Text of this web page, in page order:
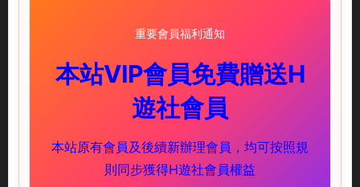
illusion中國-I社中國官方網站
服務支持
新手必讀
下載教程
重要會員福利通知
本站VIP會員免費贈送H
遊社會員
本站原有會員及後續新辦理會員，均可按照規
則同步獲得H遊社會員權益